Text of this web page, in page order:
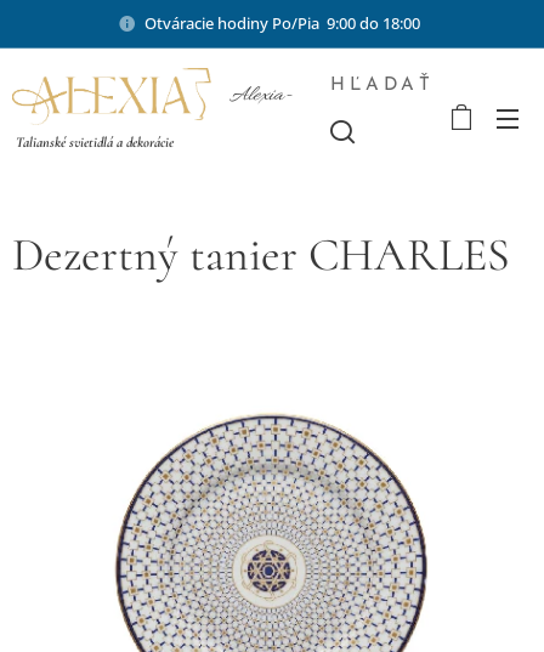
Otváracie hodiny Po/Pia 9:00 do 18:00
Alexia-
Talianské svietidlá a dekorácie
HĽADAŤ
Dezertný tanier CHARLES